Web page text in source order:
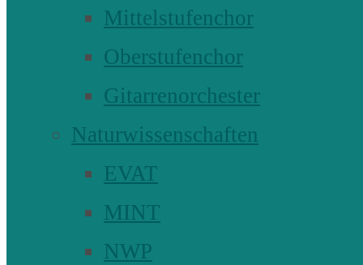
Mittelstufenchor
Oberstufenchor
Gitarrenorchester
Naturwissenschaften
EVAT
MINT
NWP